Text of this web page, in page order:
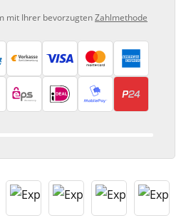
mit Ihrer bevorzugtenZahlmethode